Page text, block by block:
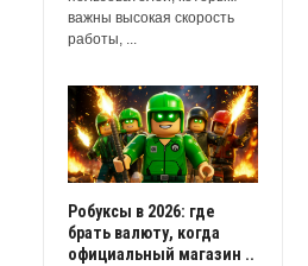
важны высокая скорость
работы, ...
Робуксы в 2026: где
брать валюту, когда
официальный магазин ..